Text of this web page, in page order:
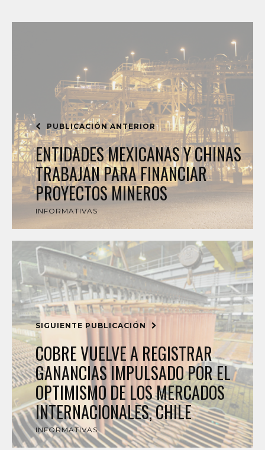
PUBLICACIÓN ANTERIOR
ENTIDADES MEXICANAS Y CHINAS
TRABAJAN PARA FINANCIAR
PROYECTOS MINEROS
INFORMATIVAS
SIGUIENTE PUBLICACIÓN
COBRE VUELVE A REGISTRAR
GANANCIAS IMPULSADO POR EL
OPTIMISMO DE LOS MERCADOS
INTERNACIONALES, CHILE
INFORMATIVAS